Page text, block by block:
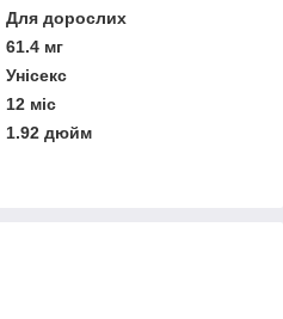
Для дорослих
61.4 мг
Унісекс
12 міс
1.92 дюйм